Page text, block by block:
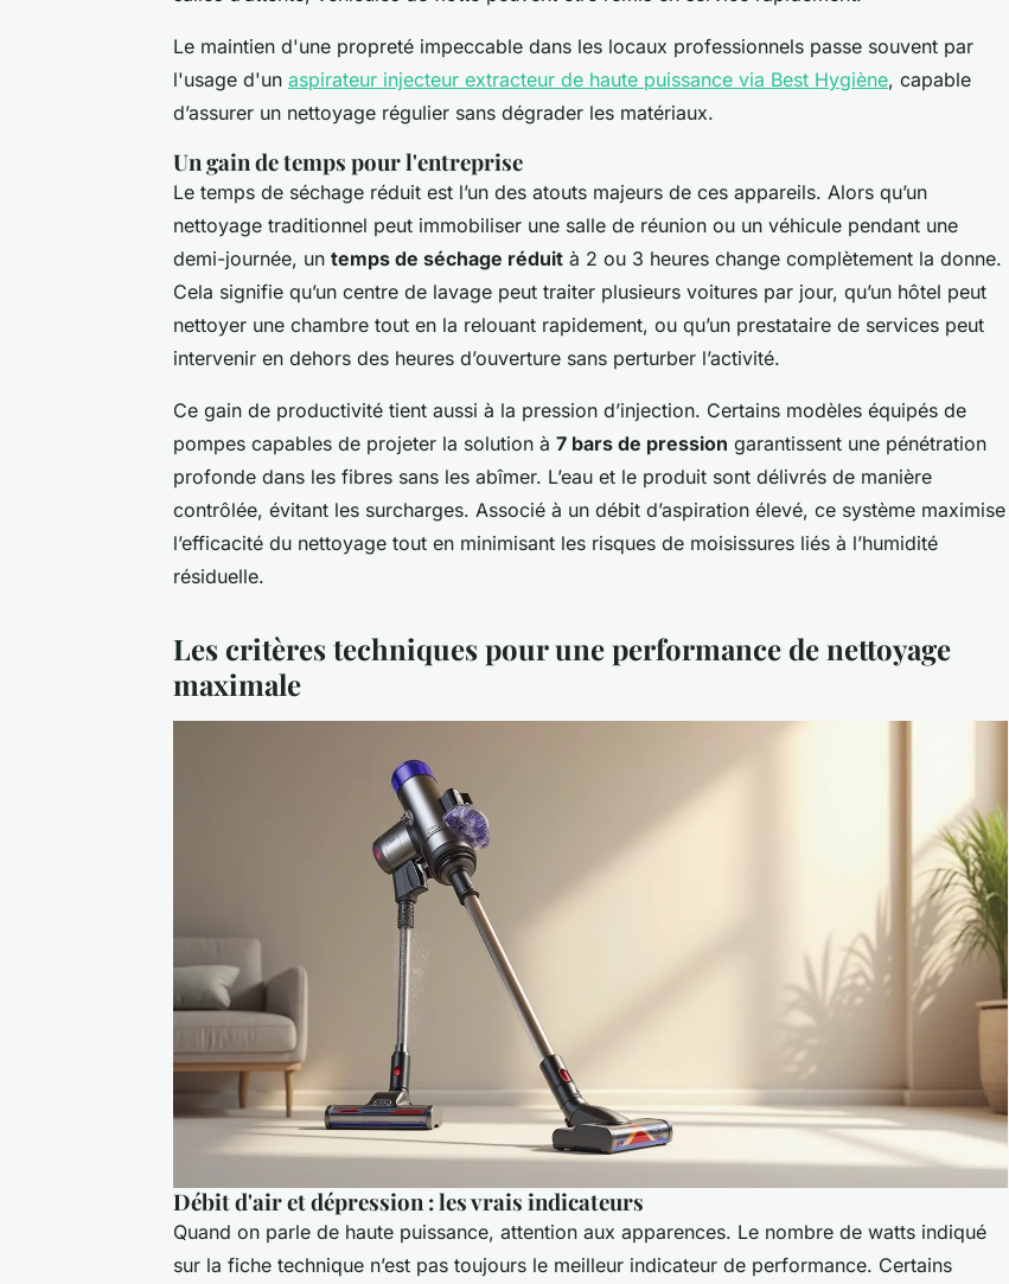
Le maintien d'une propreté impeccable dans les locaux professionnels passe souvent par
l'usage d'un aspirateur injecteur extracteur de haute puissance via Best Hygiène, capable
d’assurer un nettoyage régulier sans dégrader les matériaux.
Un gain de temps pour l'entreprise
Le temps de séchage réduit est l’un des atouts majeurs de ces appareils. Alors qu’un
nettoyage traditionnel peut immobiliser une salle de réunion ou un véhicule pendant une
demi-journée, un temps de séchage réduit à 2 ou 3 heures change complètement la donne.
Cela signifie qu’un centre de lavage peut traiter plusieurs voitures par jour, qu’un hôtel peut
nettoyer une chambre tout en la relouant rapidement, ou qu’un prestataire de services peut
intervenir en dehors des heures d’ouverture sans perturber l’activité.
Ce gain de productivité tient aussi à la pression d’injection. Certains modèles équipés de
pompes capables de projeter la solution à 7 bars de pression garantissent une pénétration
profonde dans les fibres sans les abîmer. L’eau et le produit sont délivrés de manière
contrôlée, évitant les surcharges. Associé à un débit d’aspiration élevé, ce système maximise
l’efficacité du nettoyage tout en minimisant les risques de moisissures liés à l’humidité
résiduelle.
Les critères techniques pour une performance de nettoyage
maximale
Débit d'air et dépression : les vrais indicateurs
Quand on parle de haute puissance, attention aux apparences. Le nombre de watts indiqué
sur la fiche technique n’est pas toujours le meilleur indicateur de performance. Certains